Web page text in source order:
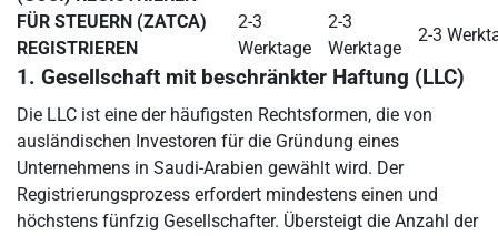
FÜR STEUERN (ZATCA)
REGISTRIEREN
2-3
Werktage
2-3
Werktage
2-3
1. Gesellschaft mit beschränkter Haftung (LLC)
Die LLC ist eine der häufigsten Rechtsformen, die von
ausländischen Investoren für die Gründung eines
Unternehmens in Saudi-Arabien gewählt wird. Der
Registrierungsprozess erfordert mindestens einen und
höchstens fünfzig Gesellschafter. Übersteigt die Anzahl der